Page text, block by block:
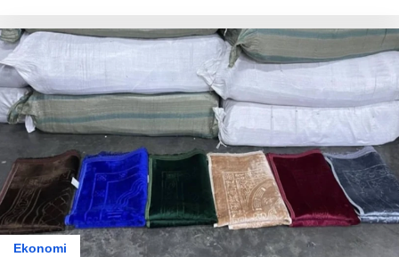
Ekonomi